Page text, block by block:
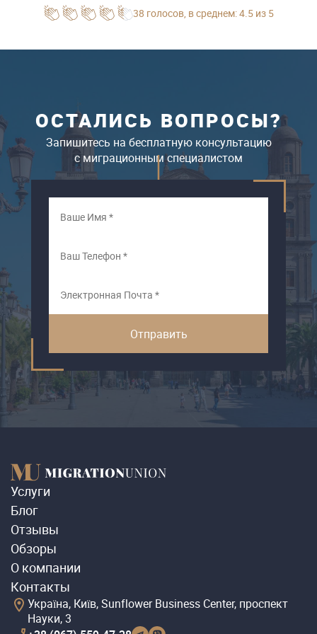
Можно подготовиться заранее и изучить
38 голосов, в среднем:4.5из 5
ОСТАЛИСЬ ВОПРОСЫ?
Запишитесь на бесплатную консультацию
c миграционным специалистом
Услуги
Блог
Отзывы
Обзоры
О компании
Контакты
Україна, Київ, Sunflower Business Center, проспект
Науки, 3